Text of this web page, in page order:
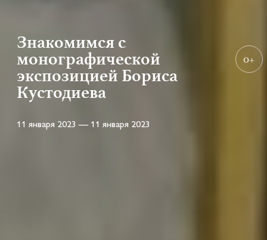
Знакомимся с
монографической
экспозицией Бориса
Кустодиева
11 января 2023 — 11 января 2023
0+